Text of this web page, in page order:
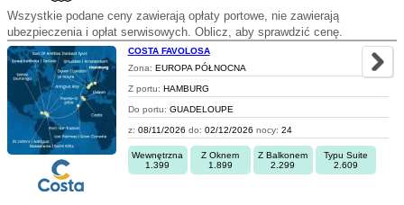
Wszystkie podane ceny zawierają opłaty portowe, nie zawierają
ubezpieczenia i opłat serwisowych. Oblicz, aby sprawdzić cenę.
COSTA FAVOLOSA
Zona: EUROPA PÓŁNOCNA
Z portu: HAMBURG
Do portu: GUADELOUPE
z: 08/11/2026 do: 02/12/2026 nocy: 24
Wewnętrzna
1.399
Z Oknem
1.899
Z Balkonem
2.299
Typu Suite
2.609